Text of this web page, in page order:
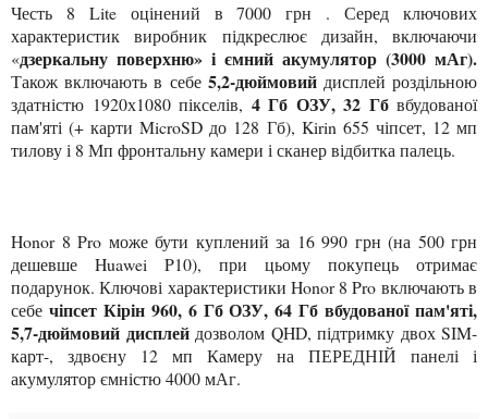
Честь 8 Lite оцінений в 7000 грн . Серед ключових
характеристик виробник підкреслює дизайн, включаючи
«дзеркальну поверхню» і ємний акумулятор (3000 мАг).
Також включають в себе 5,2-дюймовий дисплей роздільною
здатністю 1920х1080 пікселів, 4 Гб ОЗУ, 32 Гбвбудованої
пам'яті (+ карти MicroSD до 128 Гб), Kirin 655 чіпсет, 12 мп
тилову і 8 Мп фронтальну камери і сканер відбитка палець.
Honor 8 Pro може бути куплений за 16 990 грн (на 500 грн
дешевше Huawei P10), при цьому покупець отримає
подарунок. Ключові характеристики Honor 8 Pro включають в
себе чіпсет Кірін 960, 6 Гб ОЗУ, 64 Гб вбудованої пам'яті,
5,7-дюймовий дисплей дозволом QHD, підтримку двох SIM-
карт-, здвоєну 12 мп Камеру на ПЕРЕДНІЙ панелі і
акумулятор ємністю 4000 мАг.